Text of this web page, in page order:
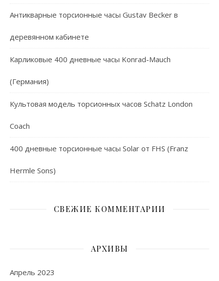
Антикварные торсионные часы Gustav Becker в
деревянном кабинете
Карликовые 400 дневные часы Konrad-Mauch
(Германия)
Культовая модель торсионных часов Schatz London
Coach
400 дневные торсионные часы Solar от FHS (Franz
Hermle Sons)
СВЕЖИЕ КОММЕНТАРИИ
АРХИВЫ
Апрель 2023